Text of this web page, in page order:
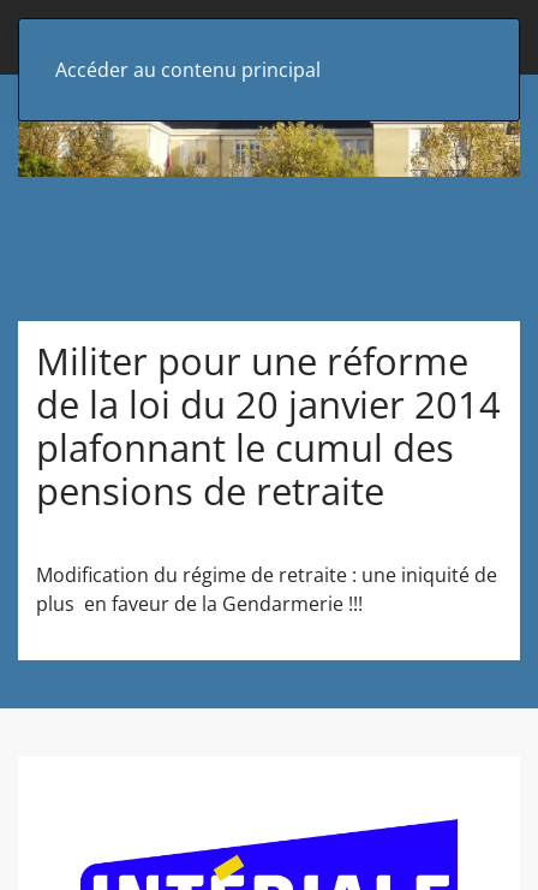
Accéder au contenu principal
Militer pour une réforme
de la loi du 20 janvier 2014
plafonnant le cumul des
pensions de retraite
Modification du régime de retraite : une iniquité de
plus en faveur de la Gendarmerie !!!